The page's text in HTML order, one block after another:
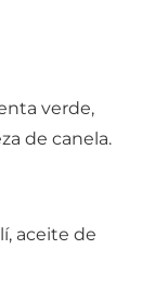
verde,
de canela.
aceite de